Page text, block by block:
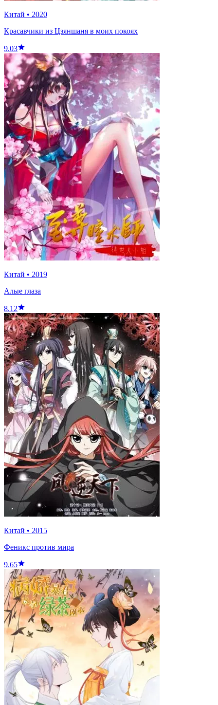
Китай • 2020
Красавчики из Цзяншаня в моих покоях
9.03
Китай • 2019
Алые глаза
8.12
Китай • 2015
Феникс против мира
9.65